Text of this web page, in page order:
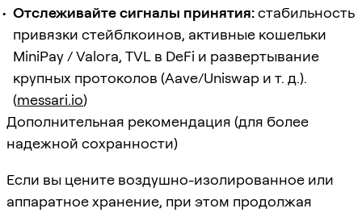
Отслеживайте сигналы принятия:стабильность
привязки стейблкоинов, активные кошельки
MiniPay / Valora, TVL в DeFi и развертывание
крупных протоколов (Aave/Uniswap и т. д.).
(messari.io)
Дополнительная рекомендация (для более
надежной сохранности)
Если вы цените воздушно-изолированное или
аппаратное хранение, при этом продолжая